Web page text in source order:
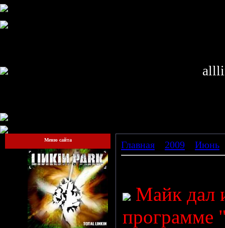
Меню сайта Главная 2009 Июнь
Майк дал
программе